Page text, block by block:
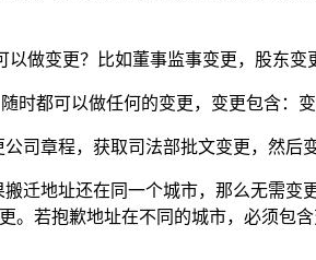
以做变更？比如董事监事变更，股东变
时都可以做任何的变更，变更包含：
司章程，获取司法部批文变更，然后
迁地址还在同一个城市，那么无需变
。若抱歉地址在不同的城市，必须包